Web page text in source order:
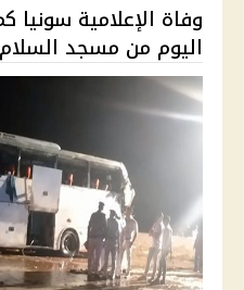
وفاة الإعلامية سونيا
اليوم من مسجد